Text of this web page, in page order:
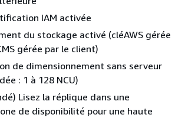
IAM activée
du stockage activé (cléAWS gérée
gérée par le client)
de dimensionnement sans serveur
: 1 à 128 NCU)
Lisez la réplique dans une
de disponibilité pour une haute